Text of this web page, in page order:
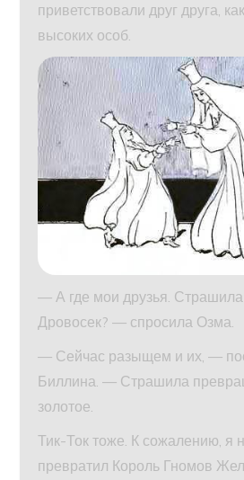
приветствовали друг друга,
высоких особ.
— А где мои друзья.
Дровосек? — спросила Озма.
— Сейчас разыщем и их, —
Биллина. — Страшила
золотое.
Тик-Ток тоже. К сожалению, я
превратил Король Гномов